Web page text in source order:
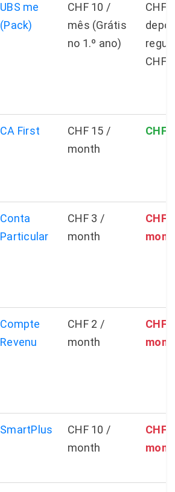
UBS me
(Pack)
CHF 10 /
mês (Grátis
no 1.º ano)
CHF
CHF
CA First
CHF 15 /
month
CHF
Conta
Particular
CHF 3 /
month
CHF
Compte
Revenu
CHF 2 /
month
CHF
SmartPlus
CHF 10 /
month
CHF